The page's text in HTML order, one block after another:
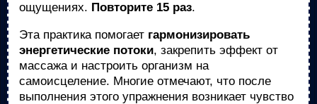
ощущениях. Повторите 15 раз.
Эта практика помогает гармонизировать
энергетические потоки, закрепить эффект от
массажа и настроить организм на
самоисцеление. Многие отмечают, что после
выполнения этого упражнения возникает чувство